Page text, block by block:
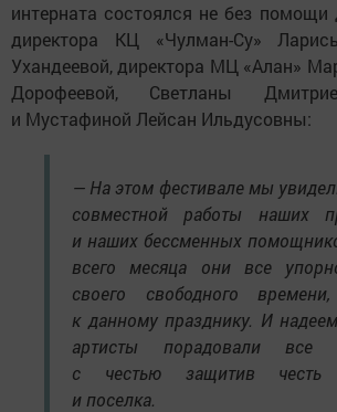
интерната состоялся не без
директора КЦ «Чулман-Су»
Ухандеевой, директора МЦ «Алан»
Дорофеевой, Светланы
и Мустафиной Лейсан Ильдусовны:
— На этом фестивале мы
совместной работы наших
и наших бессменных
всего месяца они все
своего свободного
к данному празднику. И
артисты порадовали все
с честью защитив честь
и поселка.